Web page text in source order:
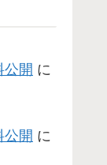
公開 に
公開 に